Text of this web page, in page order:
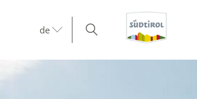
de